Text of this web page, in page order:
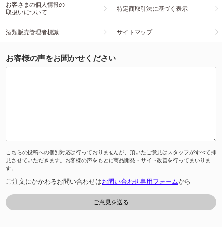
お客さまの個人情報の
取扱いについて
特定商取引法に基づく表示
酒類販売管理者標識 サイトマップ
お客様の声をお聞かせください
こちらの投稿への個別対応は行っておりませんが、頂いたご意見はスタッフがすべて拝
見させていただきます。お客様の声をもとに商品開発・サイト改善を行ってまいりま
す。
ご注文にかかわるお問い合わせはお問い合わせ専用フォームから